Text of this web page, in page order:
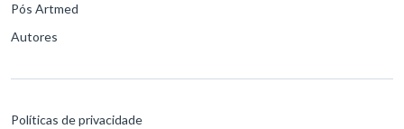
Pós Artmed
Autores
Políticas de privacidade